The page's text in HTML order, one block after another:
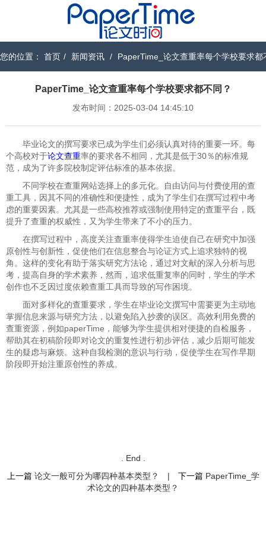
您的位置： 首页 / 新闻资讯 / PaperTime_论文查重率每个学校要求都
PaperTime_论文查重率每个学校要求都不同？
发布时间：2025-03-04 14:45:10
毕业论文的撰写要求已成为学生们必须认真对待的重要一环。每
个高校对于论文查重率的要求各不相同，尤其是低于30％的标准规
范，成为了许多院校制定评估标准的基本依据。
不同学校在查重网站选择上的多元化。自由访问与付费使用的查
重工具，因其不同的准确性和便捷性，成为了学生们在撰写过程中考
虑的重要因素。尤其是一些高校推荐或强制使用特定的查重平台，既
提升了查重的权威性，又为学生带来了不小的压力。
在撰写过程中，高度关注查重率使得学生迫使自己在研究中加强
原创性与创新性，促使他们在信息整合与论证方式上追求独特的视
角。这样的变化有助于落实研究方法论，通过对文献的深入分析与思
考，提高自身的学术素养，然而，追求低重复率的同时，学生的学术
创作也不乏因过度依赖查重工具而导致的写作困境。
面对多样化的查重要求，学生在毕业论文撰写中需要更为主动地
掌握信息来源与研究方法，以避免陷入抄袭的误区。高效利用免费的
查重资源，例如paperTime，能够为学生提供相对便捷的自检服务，
帮助其在初稿阶段即对论文的重复性进行初步评估，减少后期可能发
生的疑虑与麻烦。这种自我检测的意识与行动，促使学生在写作早期
阶段即开始注重原创性的养成。
. End .
上一篇 论文一般可分为哪四种基本类型？ | 下一篇 PaperTime_学
术论文的四种基本类型？